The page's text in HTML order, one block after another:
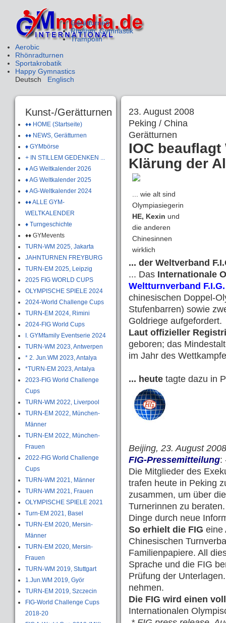
Gerätturnen
Rhythm. Gymnastik
Trampolin
Aerobic
Rhönradturnen
Sportakrobatik
Happy Gymnastics
Deutsch Englisch
Kunst-/Gerätturnen
♦♦ HOME (Startseite)
♦♦ NEWS, Gerätturnen
♦ GYMbörse
+ IN STILLEM GEDENKEN ...
♦ AG Weltkalender 2026
♦ AG Weltkalender 2025
♦ AG-Weltkalender 2024
♦♦ ALLE GYM-
WELTKALENDER
♦ Turngeschichte
♦♦ GYMevents
TURN-WM 2025, Jakarta
JAHNTURNEN FREYBURG
TURN-EM 2025, Leipzig
2025 FIG WORLD CUPS
OLYMPISCHE SPIELE 2024
2024-World Challenge Cups
TURN-EM 2024, Rimini
2024-FIG World Cups
I. GYMfamily Eventserie 2024
TURN-WM 2023, Antwerpen
* 2. Jun.WM 2023, Antalya
*TURN-EM 2023, Antalya
2023-FIG World Challenge
Cups
TURN-WM 2022, Liverpool
TURN-EM 2022, München-
Männer
TURN-EM 2022, München-
Frauen
2022-FIG World Challenge
Cups
TURN-WM 2021, Männer
TURN-WM 2021, Frauen
OLYMPISCHE SPIELE 2021
Turn-EM 2021, Basel
TURN-EM 2020, Mersin-
Männer
TURN-EM 2020, Mersin-
Frauen
TURN-WM 2019, Stuttgart
1.Jun.WM 2019, Györ
TURN-EM 2019, Szczecin
FIG-World Challenge Cups
2018-20
23. August 2008
Peking / China
Gerätturnen
IOC
Klärung der
... wie alt sind
Olympiasiegerin
HE, Kexin und
die anderen
Chinesinnen
wirklich
... der Weltverband
... Das Internationale
Weltturnverband F.I.G.
chinesischen Doppel-
Stufenbarren) sowie
Goldriege aufgefordert.
Laut offizieller
geboren; das
im Jahr des
... heute tagte dazu in
Beijing, 23. August
FIG-Pressemitteilung:
Die Mitglieder des
trafen heute in Peking
zusammen, um über
Turnerinnen zu
Dinge durch neue
So erhielt die FIG eine
Chinesischen
Familienpapiere. All
Sprache und die FIG
Prüfung der
nehmen.
Die FIG wird einen
Internationalen